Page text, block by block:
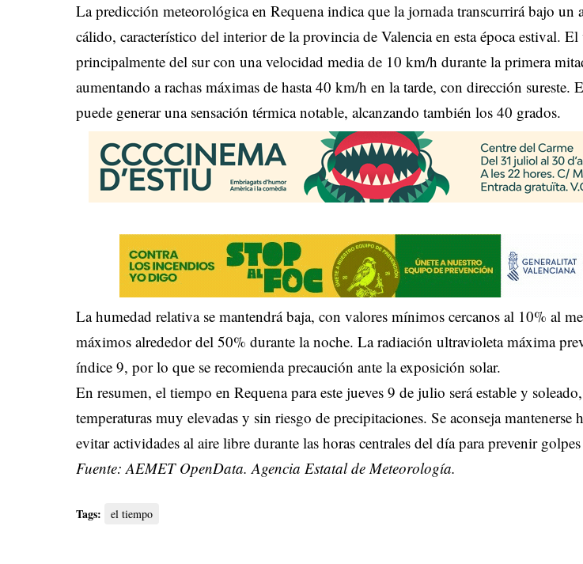
La predicción meteorológica en Requena indica que la jornada transcurrirá bajo un
cálido, característico del interior de la provincia de Valencia en esta época estival.
principalmente del sur con una velocidad media de 10 km/h durante la primera
aumentando a rachas máximas de hasta 40 km/h en la tarde, con dirección sureste.
puede generar una sensación térmica notable, alcanzando también los 40 grados.
La humedad relativa se mantendrá baja, con valores mínimos cercanos al 10% al
máximos alrededor del 50% durante la noche. La radiación ultravioleta máxima
índice 9, por lo que se recomienda precaución ante la exposición solar.
En resumen, el tiempo en Requena para este jueves 9 de julio será estable y
temperaturas muy elevadas y sin riesgo de precipitaciones. Se aconseja mantenerse
evitar actividades al aire libre durante las horas centrales del día para prevenir
Fuente: AEMET OpenData. Agencia Estatal de Meteorología.
Tags: el tiempo